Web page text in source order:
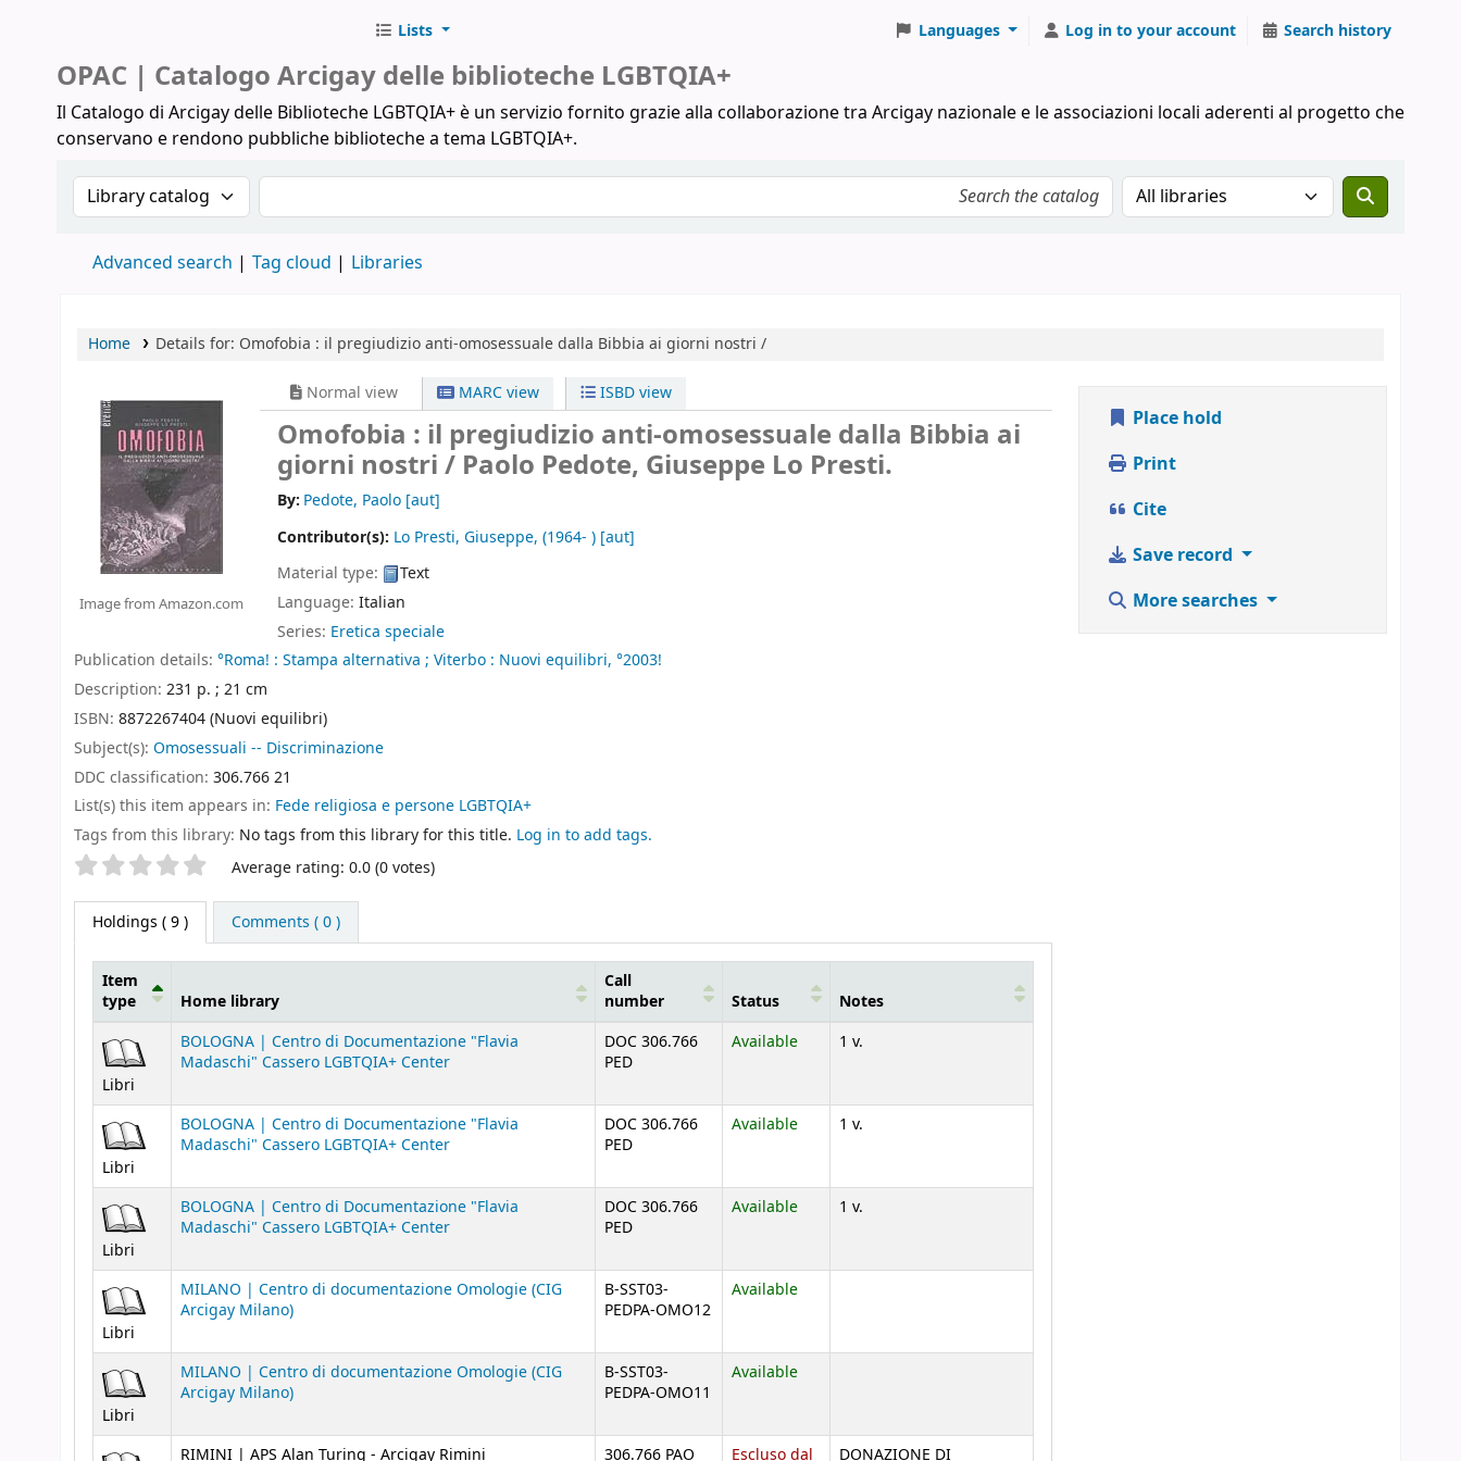
Biblioteche Arcigay
Lists Languages Log in to your account Search history
OPAC | Catalogo Arcigay delle biblioteche LGBTQIA+
Il Catalogo di Arcigay delle Biblioteche LGBTQIA+ è un servizio fornito grazie alla collaborazione tra Arcigay nazionale e le associazioni locali aderenti al progetto che
conservano e rendono pubbliche biblioteche a tema LGBTQIA+.
Search the catalog by:Search the catalog Search the catalog in:
Advanced search Tag cloud Libraries
Home Details for: Omofobia : il pregiudizio anti-omosessuale dalla Bibbia ai giorni nostri /
Image from Amazon.com
Normal view MARC view ISBD view
Omofobia : il pregiudizio anti-omosessuale dalla Bibbia ai
giorni nostri / Paolo Pedote, Giuseppe Lo Presti.
By: Pedote, Paolo [aut]
Contributor(s): Lo Presti, Giuseppe, (1964- ) [aut]
Material type:
Text
Language: Italian
Series: Eretica speciale
Publication details: °Roma! : Stampa alternativa ; Viterbo : Nuovi equilibri, °2003!
Description: 231 p. ; 21 cm
ISBN: 8872267404 (Nuovi equilibri)
Subject(s): Omosessuali -- Discriminazione
DDC classification: 306.766 21
List(s) this item appears in: Fede religiosa e persone LGBTQIA+
Tags from this library: No tags from this library for this title. Log in to add tags.
Star ratings Average rating: 0.0 (0 votes)
Holdings ( 9 ) Comments ( 0 )
Holdings
Item
type
Home library
Call
number
Status Notes
Libri
BOLOGNA | Centro di Documentazione "Flavia
Madaschi" Cassero LGBTQIA+ Center
DOC 306.766
PED
Available 1 v.
Libri
BOLOGNA | Centro di Documentazione "Flavia
Madaschi" Cassero LGBTQIA+ Center
DOC 306.766
PED
Available 1 v.
Libri
BOLOGNA | Centro di Documentazione "Flavia
Madaschi" Cassero LGBTQIA+ Center
DOC 306.766
PED
Available 1 v.
Libri
MILANO | Centro di documentazione Omologie (CIG
Arcigay Milano)
B-SST03-
PEDPA-OMO12
Available
Libri
MILANO | Centro di documentazione Omologie (CIG
Arcigay Milano)
B-SST03-
PEDPA-OMO11
Available
RIMINI | APS Alan Turing - Arcigay Rimini 306.766 PAO Escluso dal DONAZIONE DI
Place hold
Print
Cite
Save record
More searches